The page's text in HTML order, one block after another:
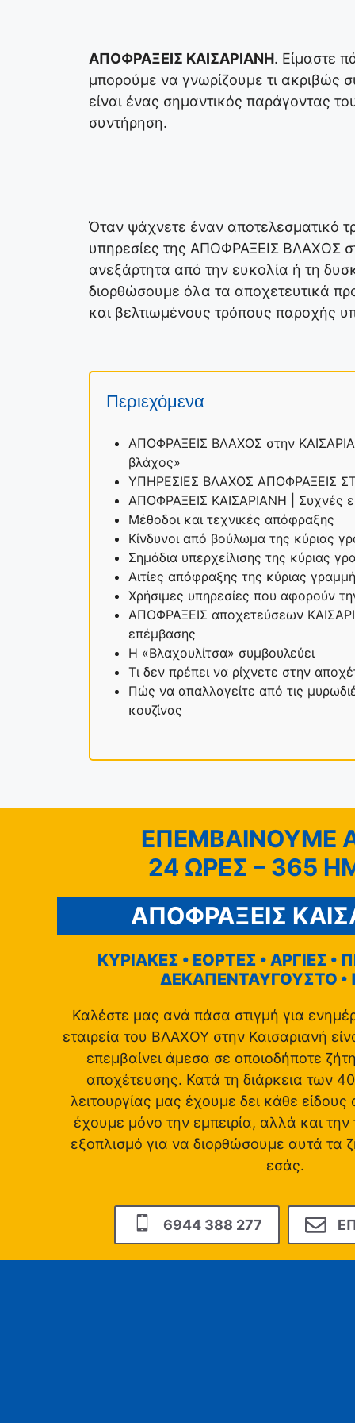
ΑΠΟΦΡΑΞΕΙΣ ΚΑΙΣΑΡΙΑΝΗ. Είμαστε
μπορούμε να γνωρίζουμε τι ακριβώς
είναι ένας σημαντικός παράγοντας
συντήρηση.
Όταν ψάχνετε έναν αποτελεσματικό
υπηρεσίες της ΑΠΟΦΡΑΞΕΙΣ ΒΛΑΧΟΣ
ανεξάρτητα από την ευκολία ή τη
διορθώσουμε όλα τα αποχετευτικά
και βελτιωμένους τρόπους παροχής
Περιεχόμενα
ΑΠΟΦΡΑΞΕΙΣ ΒΛΑΧΟΣ στην
βλάχος»
ΥΠΗΡΕΣΙΕΣ ΒΛΑΧΟΣ ΑΠΟΦΡΑΞΕΙΣ
ΑΠΟΦΡΑΞΕΙΣ ΚΑΙΣΑΡΙΑΝΗ | Συχνές
Μέθοδοι και τεχνικές απόφραξης
Κίνδυνοι από βούλωμα της κύριας
Σημάδια υπερχείλισης της κύριας
Αιτίες απόφραξης της κύριας
Χρήσιμες υπηρεσίες που αφορούν
ΑΠΟΦΡΑΞΕΙΣ αποχετεύσεων
επέμβασης
Η «Βλαχουλίτσα» συμβουλεύει
Τι δεν πρέπει να ρίχνετε στην
Πώς να απαλλαγείτε από τις
κουζίνας
ΕΠΕΜΒΑΙΝΟΥΜΕ
24 ΩΡΕΣ – 365
ΑΠΟΦΡΑΞΕΙΣ
ΚΥΡΙΑΚΕΣ • ΕΟΡΤΕΣ • ΑΡΓΙΕΣ •
ΔΕΚΑΠΕΝΤΑΥΓΟΥΣΤΟ •
Καλέστε μας ανά πάσα στιγμή για
εταιρεία του ΒΛΑΧΟΥ στην Καισαριανή
επεμβαίνει άμεσα σε οποιοδήποτε
αποχέτευσης. Κατά τη διάρκεια των
λειτουργίας μας έχουμε δει κάθε είδους
έχουμε μόνο την εμπειρία, αλλά και
εξοπλισμό για να διορθώσουμε αυτά τα
εσάς.
6944 388 277